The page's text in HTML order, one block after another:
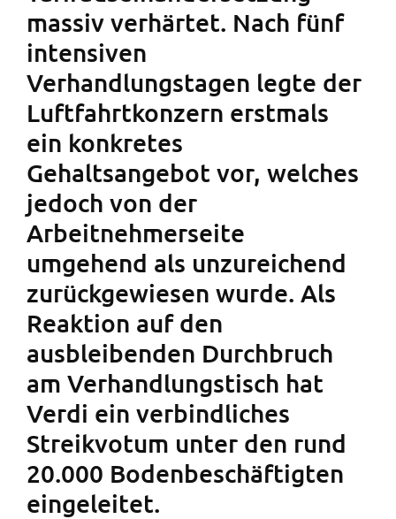
massiv verhärtet. Nach fünf
intensiven
Verhandlungstagen legte der
Luftfahrtkonzern erstmals
ein konkretes
Gehaltsangebot vor, welches
jedoch von der
Arbeitnehmerseite
umgehend als unzureichend
zurückgewiesen wurde. Als
Reaktion auf den
ausbleibenden Durchbruch
am Verhandlungstisch hat
Verdi ein verbindliches
Streikvotum unter den rund
20.000 Bodenbeschäftigten
eingeleitet.